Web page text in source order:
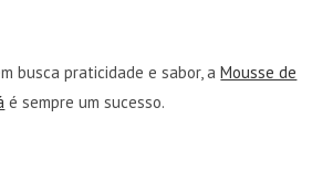
busca praticidade e sabor, aMousse de
é sempre um sucesso.